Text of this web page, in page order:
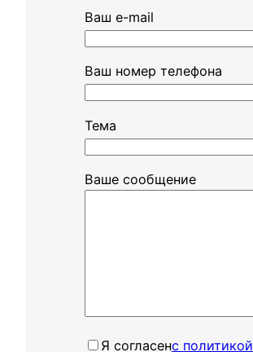
Ваш e-mail
Ваш номер телефона
Тема
Ваше сообщение
Я согласенㅤс политикой